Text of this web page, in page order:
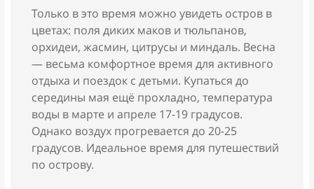
Только в это время можно увидеть остров в
цветах: поля диких маков и тюльпанов,
орхидеи, жасмин, цитрусы и миндаль. Весна
— весьма комфортное время для активного
отдыха и поездок с детьми. Купаться до
середины мая ещё прохладно, температура
воды в марте и апреле 17-19 градусов.
Однако воздух прогревается до 20-25
градусов. Идеальное время для путешествий
по острову.